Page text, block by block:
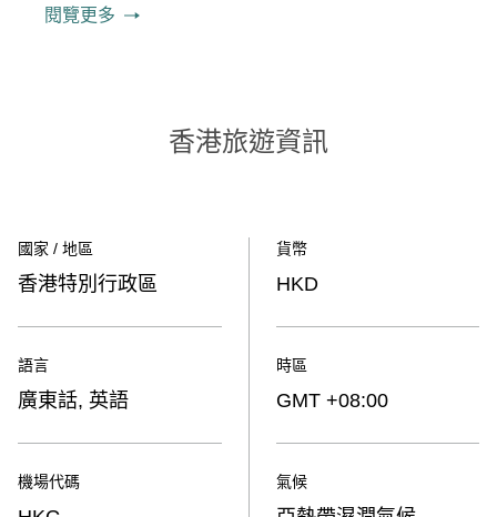
閱覽更多
香港旅遊資訊
國家 / 地區
香港特別行政區
語言
廣東話, 英語
機場代碼
貨幣
HKD
時區
GMT +08:00
氣候